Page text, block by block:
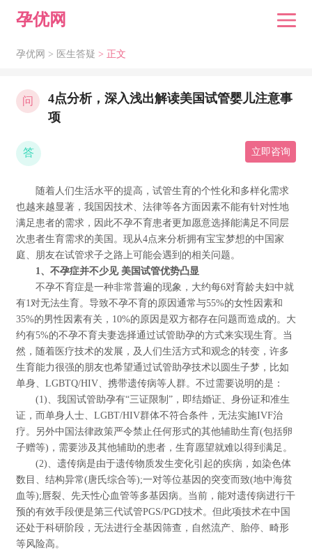
孕优网
孕优网 > 医生答疑 > 正文
问
4点分析，深入浅出解读美国试管婴儿注意事
项
答 立即咨询
随着人们生活水平的提高，试管生育的个性化和多样化需求
也越来越显著，我国因技术、法律等各方面因素不能有针对性地
满足患者的需求，因此不孕不育患者更加愿意选择能满足不同层
次患者生育需求的美国。现从4点来分析拥有宝宝梦想的中国家
庭、朋友在试管求子之路上可能会遇到的相关问题。
1、不孕症并不少见 美国试管优势凸显
不孕不育症是一种非常普遍的现象，大约每6对育龄夫妇中就
有1对无法生育。导致不孕不育的原因通常与55%的女性因素和
35%的男性因素有关，10%的原因是双方都存在问题而造成的。大
约有5%的不孕不育夫妻选择通过试管助孕的方式来实现生育。当
然，随着医疗技术的发展，及人们生活方式和观念的转变，许多
生育能力很强的朋友也希望通过试管助孕技术以圆生子梦，比如
单身、LGBTQ/HIV、携带遗传病等人群。不过需要说明的是：
(1)、我国试管助孕有“三证限制”，即结婚证、身份证和准生
证，而单身人士、LGBT/HIV群体不符合条件，无法实施IVF治
疗。另外中国法律政策严令禁止任何形式的其他辅助生育(包括卵
子赠等)，需要涉及其他辅助的患者，生育愿望就难以得到满足。
(2)、遗传病是由于遗传物质发生变化引起的疾病，如染色体
数目、结构异常(唐氏综合等);一对等位基因的突变而致(地中海贫
血等);唇裂、先天性心血管等多基因病。当前，能对遗传病进行干
预的有效手段便是第三代试管PGS/PGD技术。但此项技术在中国
还处于科研阶段，无法进行全基因筛查，自然流产、胎停、畸形
等风险高。